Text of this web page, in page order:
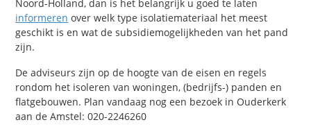
Noord-Holland, dan is het belangrijk u goed te laten
informeren over welk type isolatiemateriaal het meest
geschikt is en wat de subsidiemogelijkheden van het pand
zijn.
De adviseurs zijn op de hoogte van de eisen en regels
rondom het isoleren van woningen, (bedrijfs-) panden en
flatgebouwen. Plan vandaag nog een bezoek in Ouderkerk
aan de Amstel: 020-2246260